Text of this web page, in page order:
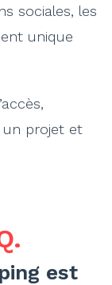
sociales, les
unique
projet et
est